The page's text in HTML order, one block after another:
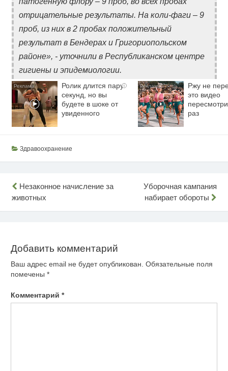
отрицательные результаты. На коли-фаги – 9
проб, из них в 2 пробах положительный
результат в Бендерах и Григориопольском
районе», - уточнили в Республиканском центре
гигиены и эпидемиологии.
i
Ролик длится пару
секунд, но вы
будете в шоке от
увиденного
Ржу не
это видео
раз
Здравоохранение
Навигация
по
Незаконное начисление за
животных
Уборочная кампания
набирает обороты
Добавить комментарий
Ваш адрес email не будет опубликован. Обязательные поля
помечены *
Комментарий *